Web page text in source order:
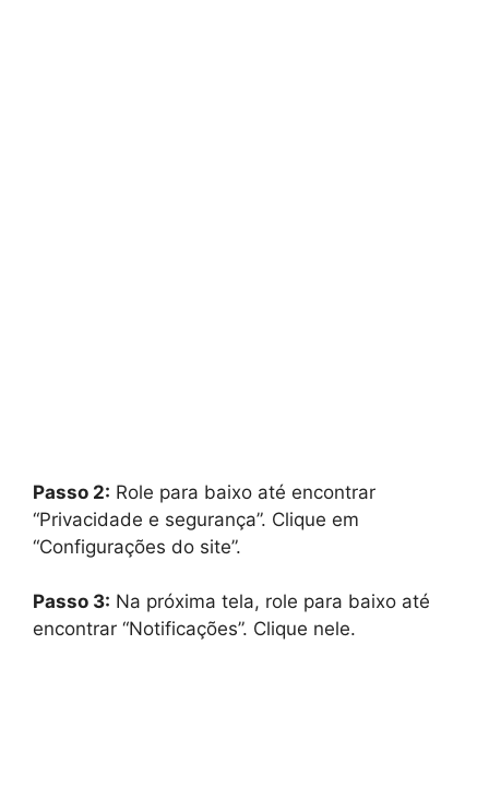
Passo 2: Role para baixo até encontrar
“Privacidade e segurança”. Clique em
“Configurações do site”.
Passo 3: Na próxima tela, role para baixo até
encontrar “Notificações”. Clique nele.